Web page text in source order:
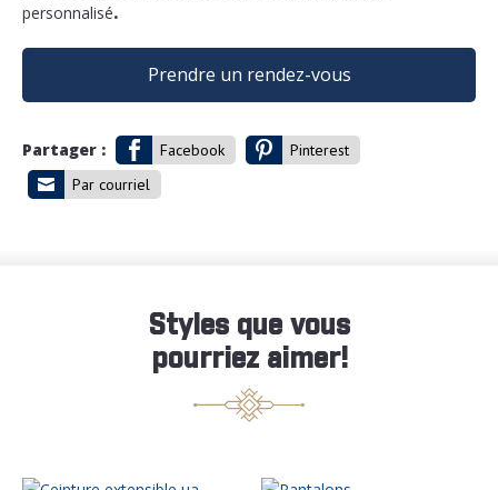
personnalisé.
Prendre un rendez-vous
Partager : Facebook
Pinterest
Par courriel
Styles que vous
pourriez aimer!